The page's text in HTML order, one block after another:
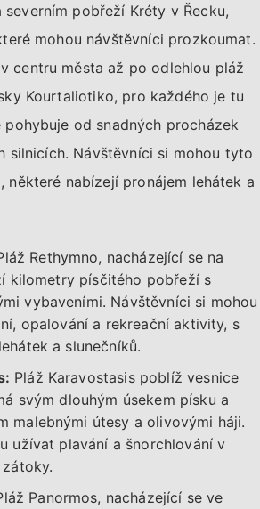
severním pobřeží Kréty v Řecku,
mohou návštěvníci prozkoumat.
centru města až po odlehlou pláž
Kourtaliotiko, pro každého je tu
pohybuje od snadných procházek
silnicích. Návštěvníci si mohou tyto
některé nabízejí pronájem lehátek a
Rethymno, nacházející se na
kilometry písčitého pobřeží s
vybaveními. Návštěvníci si mohou
opalování a rekreační aktivity, s
a slunečníků.
Pláž Karavostasis poblíž vesnice
svým dlouhým úsekem písku a
malebnými útesy a olivovými háji.
užívat plavání a šnorchlování v
Panormos, nacházející se ve